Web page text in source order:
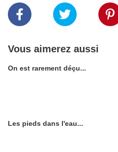
Vous aimerez aussi
On est rarement déçu...
Les pieds dans l'eau...